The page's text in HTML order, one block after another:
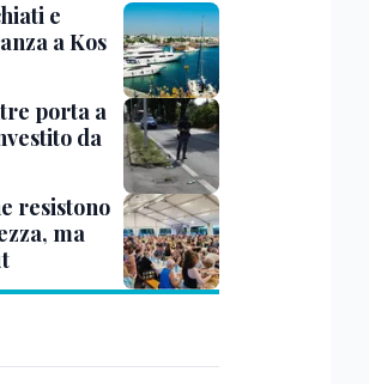
e
a Kos
porta a
da
resistono
ma